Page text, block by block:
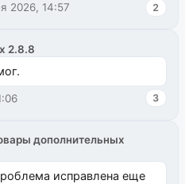
2026, 14:57 2
2.8.8
3
дополнительных
исправлена еще